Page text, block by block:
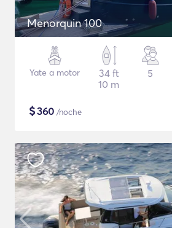
Menorquin 100
Yate a motor
34 ft
10 m
5
$360 /noche